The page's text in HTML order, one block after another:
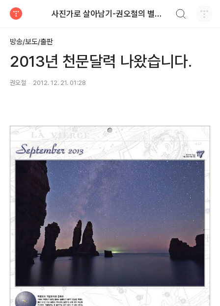
사진가로 살아남기-권오철의 별과 사진
방송/보도/출판
2013년 천문달력 나왔습니다.
권오철 2012. 12. 21. 01:28